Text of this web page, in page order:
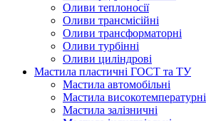
Оливи теплоносії
Оливи трансмісійні
Оливи трансформаторні
Оливи турбінні
Оливи циліндрові
Мастила пластичні ГОСТ та ТУ
Мастила автомобільні
Мастила високотемпературні
Мастила залізничні